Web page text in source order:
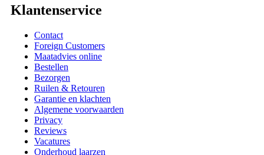
Klantenservice
Contact
Foreign Customers
Maatadvies online
Bestellen
Bezorgen
Ruilen & Retouren
Garantie en klachten
Algemene voorwaarden
Privacy
Reviews
Vacatures
Onderhoud laarzen